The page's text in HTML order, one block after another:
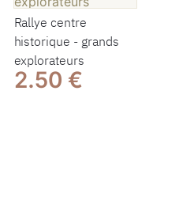
Rallye centre
historique - grands
explorateurs
2.50 €